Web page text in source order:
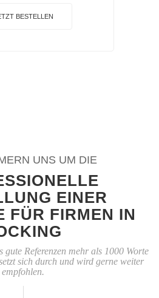
BESTELLEN
UNS UM DIE
EINER
FÜR FIRMEN IN
gute Referenzen mehr als 1000 Worte
sich durch und wird gerne weiter
empfohlen.